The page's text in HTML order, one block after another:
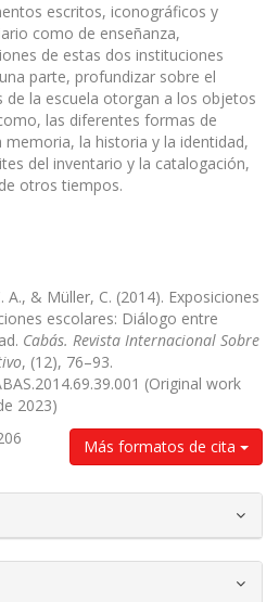
escritos, iconográficos y
como de enseñanza,
de estas dos instituciones
parte, profundizar sobre el
de la escuela otorgan a los objetos
las diferentes formas de
la historia y la identidad,
del inventario y la catalogación,
otros tiempos.
A., & Müller, C. (2014). Exposiciones
escolares: Diálogo entre
Cabás. Revista Internacional Sobre
, (12), 76–93.
(Original work
2023)
Más formatos de cita